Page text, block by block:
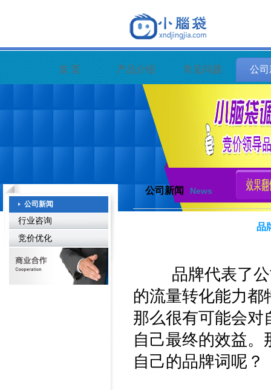
首 页 产品介绍 常见问题 公
公司新闻
行业咨询
竞价优化
公司新闻 News
品
品牌代表了公司
的流量转化能力都
那么很有可能会对
自己最终的效益
自己的品牌词呢？